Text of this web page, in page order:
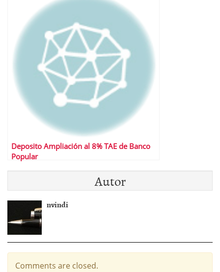
Deposito Ampliación al 8% TAE de Banco
Popular
Autor
nvindi
Comments are closed.